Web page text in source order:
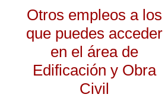
Otros empleos a los
que puedes acceder
en el área de
Edificación y Obra
Civil